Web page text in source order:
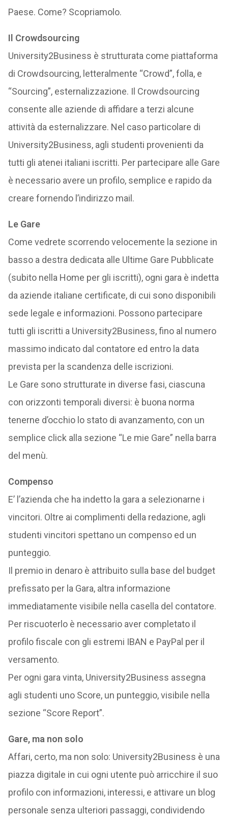
Paese. Come? Scopriamolo.
Il Crowdsourcing
University2Business è strutturata come piattaforma
di Crowdsourcing, letteralmente “Crowd”, folla, e
“Sourcing”, esternalizzazione. Il Crowdsourcing
consente alle aziende di affidare a terzi alcune
attività da esternalizzare. Nel caso particolare di
University2Business, agli studenti provenienti da
tutti gli atenei italiani iscritti. Per partecipare alle Gare
è necessario avere un profilo, semplice e rapido da
creare fornendo l’indirizzo mail.
Le Gare
Come vedrete scorrendo velocemente la sezione in
basso a destra dedicata alle Ultime Gare Pubblicate
(subito nella Home per gli iscritti), ogni gara è indetta
da aziende italiane certificate, di cui sono disponibili
sede legale e informazioni. Possono partecipare
tutti gli iscritti a University2Business, fino al numero
massimo indicato dal contatore ed entro la data
prevista per la scandenza delle iscrizioni.
Le Gare sono strutturate in diverse fasi, ciascuna
con orizzonti temporali diversi: è buona norma
tenerne d’occhio lo stato di avanzamento, con un
semplice click alla sezione “Le mie Gare” nella barra
del menù.
Compenso
E’ l’azienda che ha indetto la gara a selezionarne i
vincitori. Oltre ai complimenti della redazione, agli
studenti vincitori spettano un compenso ed un
punteggio.
Il premio in denaro è attribuito sulla base del budget
prefissato per la Gara, altra informazione
immediatamente visibile nella casella del contatore.
Per riscuoterlo è necessario aver completato il
profilo fiscale con gli estremi IBAN e PayPal per il
versamento.
Per ogni gara vinta, University2Business assegna
agli studenti uno Score, un punteggio, visibile nella
sezione “Score Report”.
Gare, ma non solo
Affari, certo, ma non solo: University2Business è una
piazza digitale in cui ogni utente può arricchire il suo
profilo con informazioni, interessi, e attivare un blog
personale senza ulteriori passaggi, condividendo